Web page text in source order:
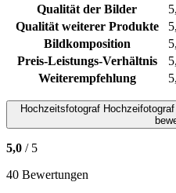
Qualität der Bilder
Qualität weiterer Produkte
Bildkomposition
Preis-Leistungs-Verhältnis
Weiterempfehlung
Hochzeitsfotograf
5,0 / 5
40 Bewertungen